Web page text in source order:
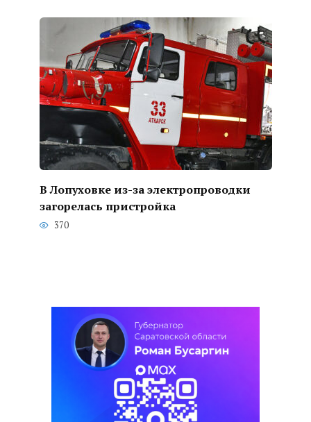
В Лопуховке из-за электропроводки
загорелась пристройка
370